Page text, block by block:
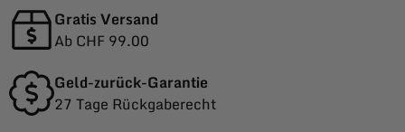
Gratis Versand
Ab CHF 99.00
Geld-zurück-Garantie
27 Tage Rückgaberecht